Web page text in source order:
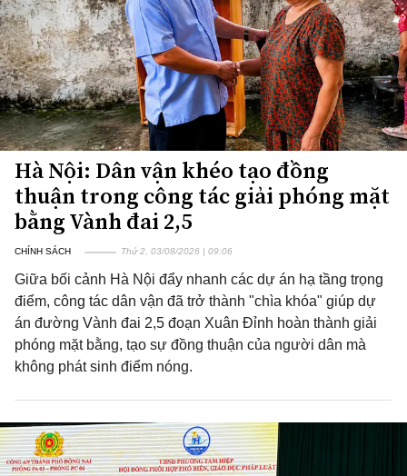
Hà Nội: Dân vận khéo tạo đồng
thuận trong công tác giải phóng mặt
bằng Vành đai 2,5
CHÍNH SÁCH Thứ 2, 03/08/2026 | 09:06
Giữa bối cảnh Hà Nội đẩy nhanh các dự án hạ tầng trọng
điểm, công tác dân vận đã trở thành "chìa khóa" giúp dự
án đường Vành đai 2,5 đoạn Xuân Đỉnh hoàn thành giải
phóng mặt bằng, tạo sự đồng thuận của người dân mà
không phát sinh điểm nóng.